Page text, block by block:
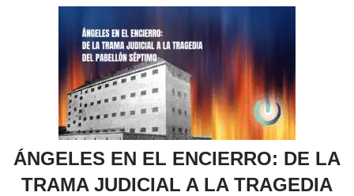
ÁNGELES EN EL ENCIERRO: DE LA
TRAMA JUDICIAL A LA TRAGEDIA